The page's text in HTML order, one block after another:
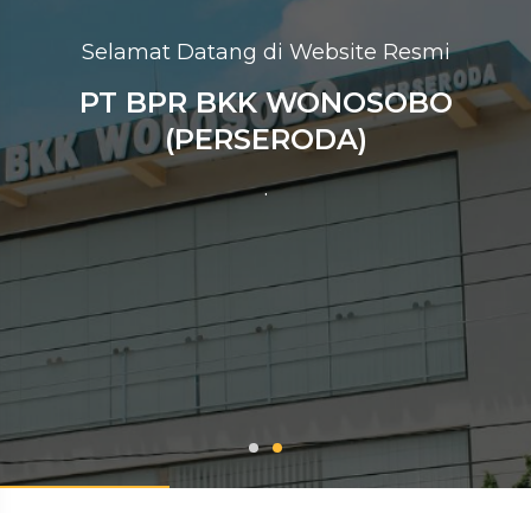
Selamat Datang di Website Resmi
PT BPR BKK WONOSOBO
(PERSERODA)
.